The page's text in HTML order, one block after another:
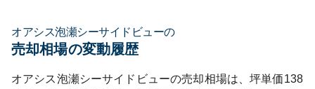
オアシス泡瀬シーサイドビューの
売却相場の変動履歴
オアシス泡瀬シーサイドビューの売却相場は、坪単価138